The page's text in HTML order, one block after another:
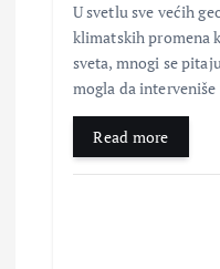
U svetlu sve većih
klimatskih promena
sveta, mnogi se
mogla da
Read more